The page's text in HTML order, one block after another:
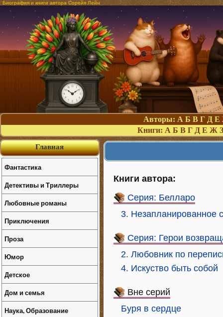
Биография и книги автора Сорейя Лейн
Авторы: А Б В Г Д Е
Книги: А Б В Г Д Е Ж З
Книги автора:
Серия: Белларо
3. Незапланированное
Серия: Герои
2. Любовник по
4. Искуство быть собой
Вне серий
Буря в сердце
Главная
Фантастика
Детективы и Триллеры
Любовные романы
Приключения
Проза
Юмор
Детское
Дом и семья
Наука, Образование